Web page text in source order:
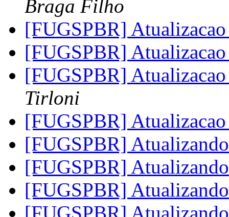
Braga Filho
[FUGSPBR]
[FUGSPBR]
[FUGSPBR]
Tirloni
[FUGSPBR]
[FUGSPBR]
[FUGSPBR]
[FUGSPBR]